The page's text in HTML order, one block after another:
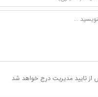
تایید مدیریت درج خواهد شد